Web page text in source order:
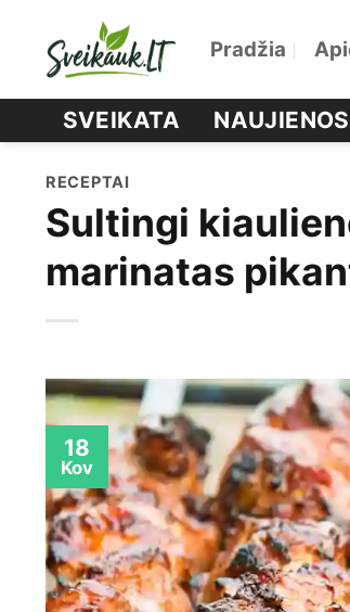
Pradžia
SVEIKATA NAUJIENOS
RECEPTAI
Sultingi
marinatas
18
Kov